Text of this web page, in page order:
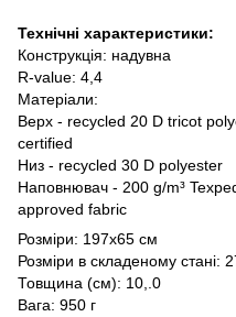
Технічні характеристики:
Конструкція: надувна
R-value: 4,4
Матеріали:
Верх - recycled 20 D tricot
certified
Низ - recycled 30 D polyester
Наповнювач - 200 g/m³
approved fabric
Розміри: 197x65 см
Розміри в складеному стані:
Товщина (см): 10,.0
Вага: 950 г